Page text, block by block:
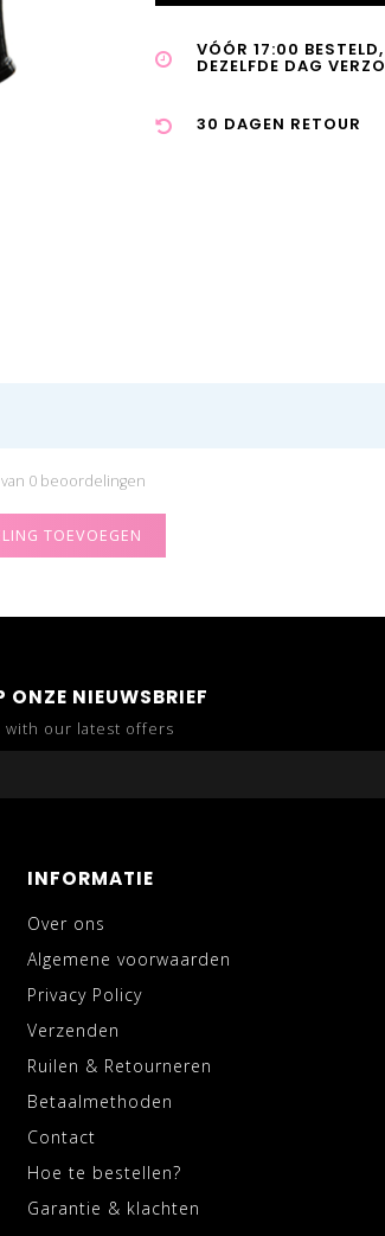
VÓÓR 17:00 BESTELD,
DEZELFDE DAG
30 DAGEN RETOUR
0 beoordelingen
TOEVOEGEN
ONZE NIEUWSBRIEF
with our latest offers
INFORMATIE
Over ons
Algemene voorwaarden
Privacy Policy
Verzenden
Ruilen & Retourneren
Betaalmethoden
Contact
Hoe te bestellen?
Garantie & klachten